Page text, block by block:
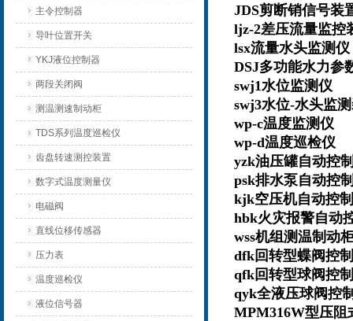
主令控制器
导叶位置开关
YKJ液位控制器
两段关闭阀
测温测速制动柜
TDS系列温度巡检仪
齿盘转速测控装置
数字式温度测量仪
电磁阀
直线位移传感器
压力表
温度巡检仪
液位信号器
JDS剪断销信号
ljz-2差压流量监
lsx流量水头监测
DSJ多功能水力
swj1水位监测仪
swj3水位-水头监
wp-c温度监测仪
wp-d温度巡检仪
yzk油压罐自动控
psk排水泵自动控
kjk空压机自动控
hbk火灾报警自
wss机组测温制
dfk回转型蝶阀控
qfk回转型球阀控
qyk全液压球阀控
MPM316W型压阻